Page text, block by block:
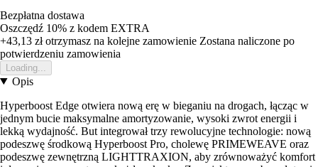
Bezpłatna dostawa
Oszczędź 10% z kodem EXTRA
+43,13 złotrzymasz na kolejne zamowienie Zostana naliczone po
potwierdzeniu zamowienia
Loading...
Opis
Hyperboost Edge otwiera nową erę w bieganiu na drogach, łącząc w
jednym bucie maksymalne amortyzowanie, wysoki zwrot energii i
lekką wydajność. But integrował trzy rewolucyjne technologie: nową
podeszwę środkową Hyperboost Pro, cholewę PRIMEWEAVE oraz
podeszwę zewnętrzną LIGHTTRAXION, aby zrównoważyć komfort